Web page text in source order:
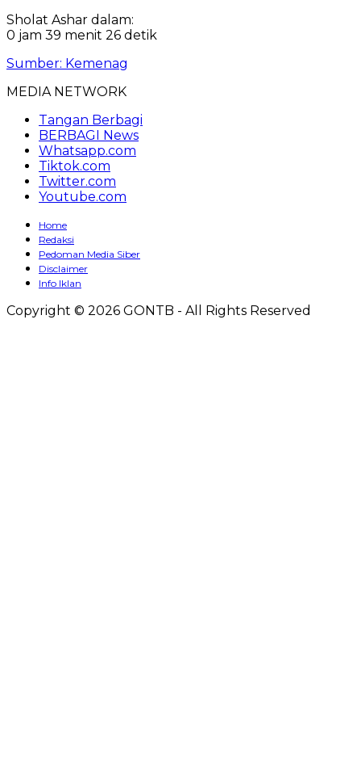
Sholat Ashar dalam:
0 jam 39 menit 24 detik
Sumber: Kemenag
MEDIA NETWORK
Tangan Berbagi
BERBAGI News
Whatsapp.com
Tiktok.com
Twitter.com
Youtube.com
Home
Redaksi
Pedoman Media Siber
Disclaimer
Info Iklan
Copyright © 2026 GONTB - All Rights Reserved